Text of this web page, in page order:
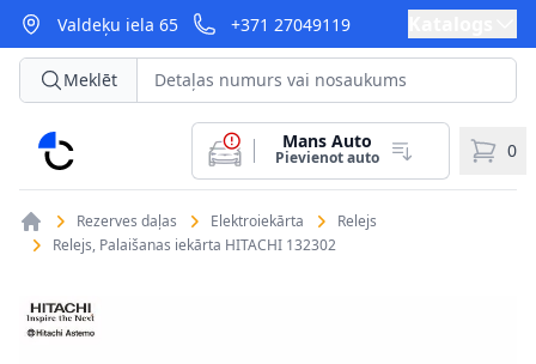
Valdeķu iela 65 +371 27049119
CarParts
Meklēt
Mans Auto
Pievienot auto 0
Rezerves daļas Elektroiekārta
Relejs
Relejs, Palaišanas iekārta HITACHI 132302